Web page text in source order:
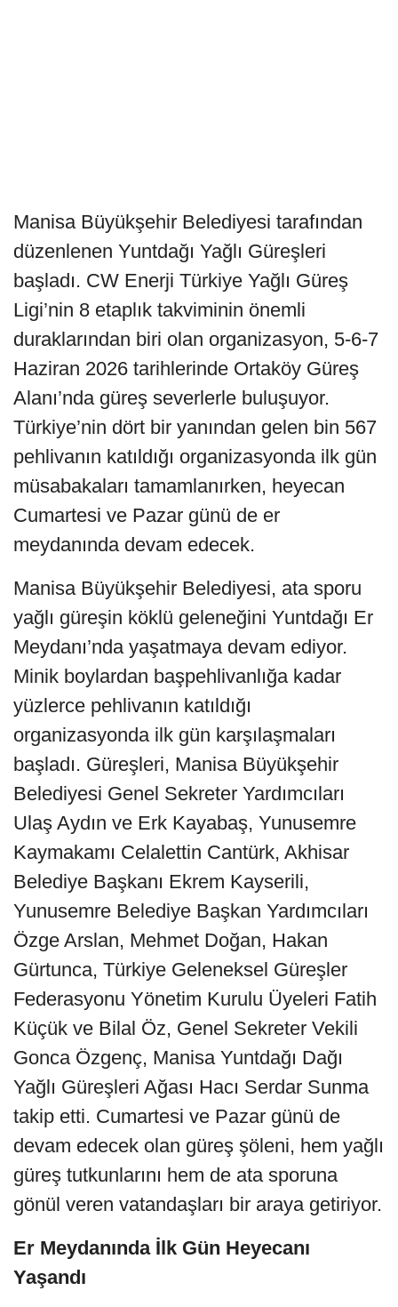
Manisa Büyükşehir Belediyesi tarafından
düzenlenen Yuntdağı Yağlı Güreşleri
başladı. CW Enerji Türkiye Yağlı Güreş
Ligi’nin 8 etaplık takviminin önemli
duraklarından biri olan organizasyon, 5-6-7
Haziran 2026 tarihlerinde Ortaköy Güreş
Alanı’nda güreş severlerle buluşuyor.
Türkiye’nin dört bir yanından gelen bin 567
pehlivanın katıldığı organizasyonda ilk gün
müsabakaları tamamlanırken, heyecan
Cumartesi ve Pazar günü de er
meydanında devam edecek.
Manisa Büyükşehir Belediyesi, ata sporu
yağlı güreşin köklü geleneğini Yuntdağı Er
Meydanı’nda yaşatmaya devam ediyor.
Minik boylardan başpehlivanlığa kadar
yüzlerce pehlivanın katıldığı
organizasyonda ilk gün karşılaşmaları
başladı. Güreşleri, Manisa Büyükşehir
Belediyesi Genel Sekreter Yardımcıları
Ulaş Aydın ve Erk Kayabaş, Yunusemre
Kaymakamı Celalettin Cantürk, Akhisar
Belediye Başkanı Ekrem Kayserili,
Yunusemre Belediye Başkan Yardımcıları
Özge Arslan, Mehmet Doğan, Hakan
Gürtunca, Türkiye Geleneksel Güreşler
Federasyonu Yönetim Kurulu Üyeleri Fatih
Küçük ve Bilal Öz, Genel Sekreter Vekili
Gonca Özgenç, Manisa Yuntdağı Dağı
Yağlı Güreşleri Ağası Hacı Serdar Sunma
takip etti. Cumartesi ve Pazar günü de
devam edecek olan güreş şöleni, hem yağlı
güreş tutkunlarını hem de ata sporuna
gönül veren vatandaşları bir araya getiriyor.
Er Meydanında İlk Gün Heyecanı
Yaşandı